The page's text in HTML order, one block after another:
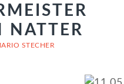
NATTER
STECHER